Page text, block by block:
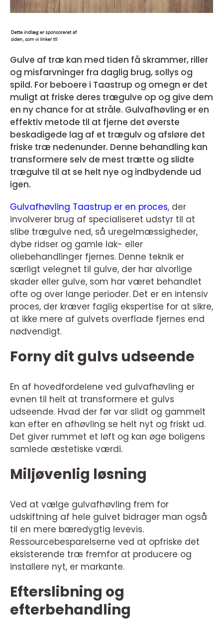
Gulve af træ kan med tiden få skrammer, riller
og misfarvninger fra daglig brug, sollys og
spild. For beboere i Taastrup og omegn er det
muligt at friske deres trægulve op og give dem
en ny chance for at stråle. Gulvafhøvling er en
effektiv metode til at fjerne det øverste
beskadigede lag af et trægulv og afsløre det
friske træ nedenunder. Denne behandling kan
transformere selv de mest trætte og slidte
trægulve til at se helt nye og indbydende ud
igen.
Gulvafhøvling Taastrup er en proces, der
involverer brug af specialiseret udstyr til at
slibe trægulve ned, så uregelmæssigheder,
dybe ridser og gamle lak- eller
oliebehandlinger fjernes. Denne teknik er
særligt velegnet til gulve, der har alvorlige
skader eller gulve, som har været behandlet
ofte og over lange perioder. Det er en intensiv
proces, der kræver faglig ekspertise for at sikre,
at ikke mere af gulvets overflade fjernes end
nødvendigt.
Forny dit gulvs udseende
En af hovedfordelene ved gulvafhøvling er
evnen til helt at transformere et gulvs
udseende. Hvad der før var slidt og gammelt
kan efter en afhøvling se helt nyt og friskt ud.
Det giver rummet et løft og kan øge boligens
samlede æstetiske værdi.
Miljøvenlig løsning
Ved at vælge gulvafhøvling frem for
udskiftning af hele gulvet bidrager man også
til en mere bæredygtig levevis.
Ressourcebesparelserne ved at opfriske det
eksisterende træ fremfor at producere og
installere nyt, er markante.
Efterslibning og
efterbehandling